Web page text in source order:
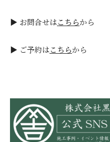
▶ お問合せはこちらから
▶ ご予約はこちらから